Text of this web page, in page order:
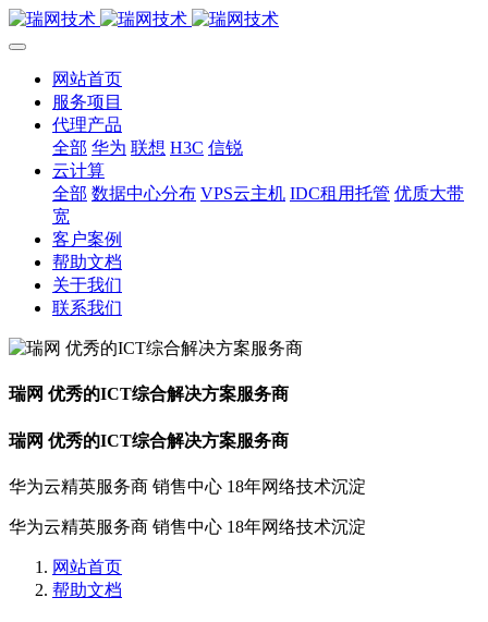
网站首页
服务项目
代理产品
全部 华为 联想 H3C 信锐
云计算
全部 数据中心分布 VPS云主机 IDC租用托管 优质大带
宽
客户案例
帮助文档
关于我们
联系我们
瑞网 优秀的ICT综合解决方案服务商
瑞网 优秀的ICT综合解决方案服务商
华为云精英服务商 销售中心 18年网络技术沉淀
华为云精英服务商 销售中心 18年网络技术沉淀
网站首页
帮助文档